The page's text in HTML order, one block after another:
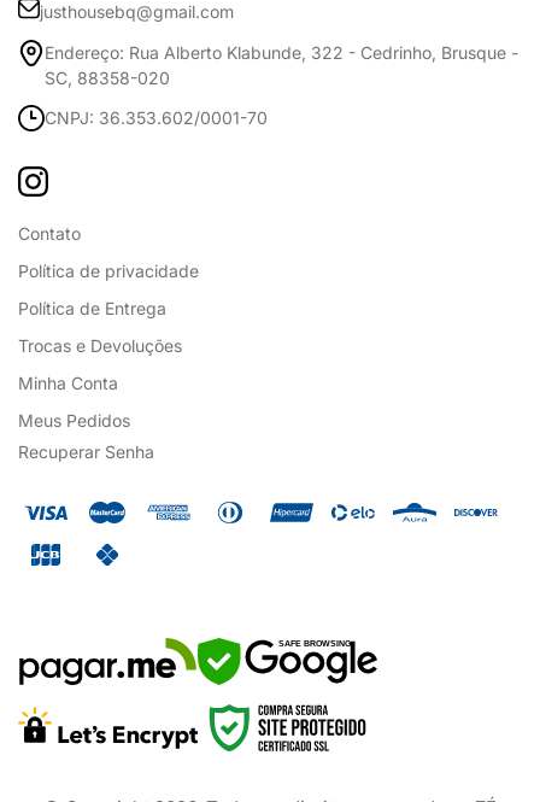
justhousebq@gmail.com
Endereço: Rua Alberto Klabunde, 322 - Cedrinho, Brusque -
SC, 88358-020
CNPJ: 36.353.602/0001-70
Contato
Política de privacidade
Política de Entrega
Trocas e Devoluções
Minha Conta
Meus Pedidos
Recuperar Senha
SAFE BROWSING